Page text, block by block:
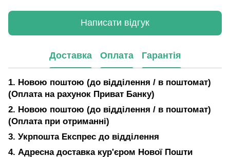
Написати відгук
Доставка Оплата Гарантія
1. Новою поштою (до відділення / в поштомат)
(Оплата на рахунок Приват Банку)
2. Новою поштою (до відділення / в поштомат)
(Оплата при отриманні)
3. Укрпошта Експрес до відділення
4. Адресна доставка кур'єром Нової Пошти